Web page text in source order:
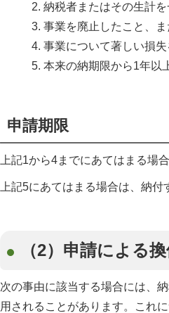
納税者またはその生計
事業を廃止したこと、
事業について著しい損失
本来の納期限から1年以
申請期限
上記1から4までにあてはまる場
上記5にあてはまる場合は、納
（2）申請による
次の事由に該当する場合には、
用されることがあります。これ